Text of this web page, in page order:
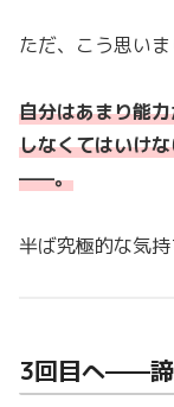
ただ、こう思いま
自分はあまり能
しなくてはいけ
——。
半ば究極的な気
3回目へ——諦